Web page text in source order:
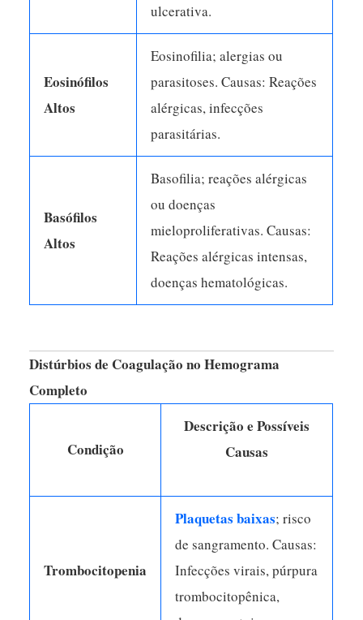
ulcerativa.
Eosinófilos
Altos
Eosinofilia; alergias ou
parasitoses. Causas: Reações
alérgicas, infecções
parasitárias.
Basófilos
Altos
Basofilia; reações alérgicas
ou doenças
mieloproliferativas. Causas:
Reações alérgicas intensas,
doenças hematológicas.
Distúrbios de Coagulação no Hemograma
Completo
Condição
Descrição e Possíveis
Causas
Trombocitopenia
Plaquetas baixas; risco
de sangramento. Causas:
Infecções virais, púrpura
trombocitopênica,